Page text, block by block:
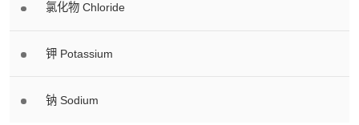
氯化物 Chloride
钾 Potassium
钠 Sodium